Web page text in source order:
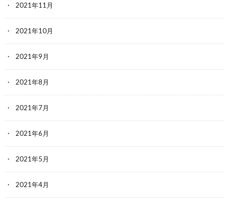
2021年11月
2021年10月
2021年9月
2021年8月
2021年7月
2021年6月
2021年5月
2021年4月